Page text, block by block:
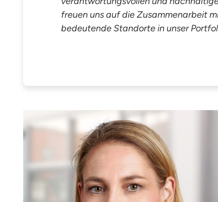
freuen uns auf die Zusammenarbeit
bedeutende Standorte in unser